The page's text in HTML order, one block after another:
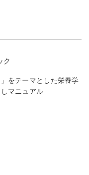
ク
をテーマとした栄養学
マニュアル